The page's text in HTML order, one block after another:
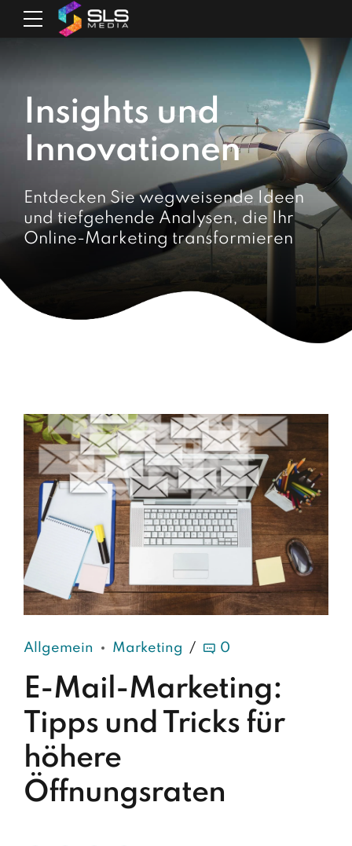
Insights und
Innovationen
Entdecken Sie wegweisende Ideen
und tiefgehende Analysen, die Ihr
Online-Marketing transformieren
Allgemein Marketing 0
E-Mail-Marketing:
Tipps und Tricks für
höhere
Öffnungsraten